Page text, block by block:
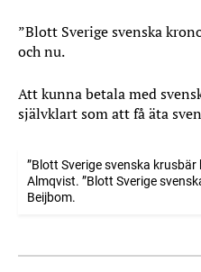
”Blott Sverige svenska
och nu.
Att kunna betala med
självklart som att få äta
”Blott Sverige svenska
Almqvist. ”Blott Sverige
Beijbom.